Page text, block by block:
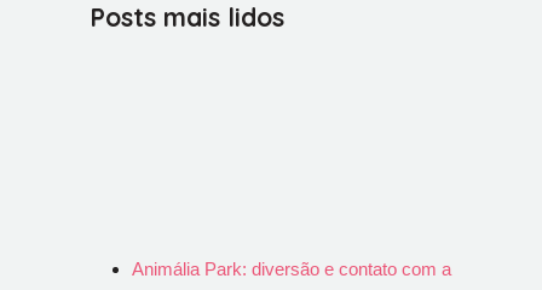
Posts mais lidos
Animália Park: diversão e contato com a